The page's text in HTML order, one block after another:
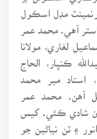
مڊل اسڪول
آهي. محمد عمر
لغاري، مولانا
ڪنڀار، الحاج
استاد مير محمد
آهن. محمد عمر
مان شادي ڪئي. کيس
۽ ٽن نياڻين جو